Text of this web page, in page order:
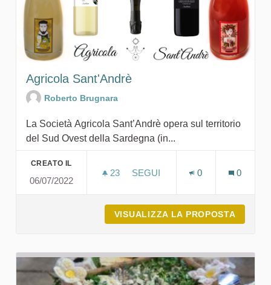
Agricola Sant'Andrè
Roberto Brugnara
La Società Agricola Sant’Andrè opera sul territorio
del Sud Ovest della Sardegna (in...
CREATO IL
06/07/2022
23 23 SOSTENITORI
SEGUI
0 0
VISUALIZZA LA PROPOSTA